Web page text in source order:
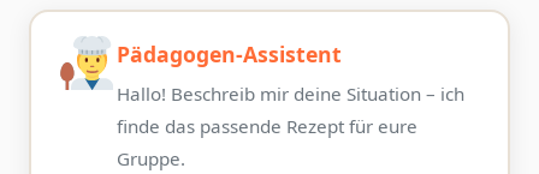
Pädagogen-Assistent
Hallo! Beschreib mir deine Situation – ich
finde das passende Rezept für eure
Gruppe.